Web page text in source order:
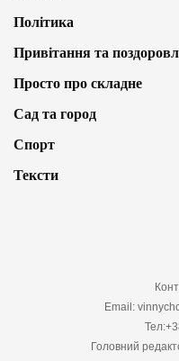
Політика
Привітання та
Просто про складне
Сад та город
Спорт
Тексти
Email:
Головний